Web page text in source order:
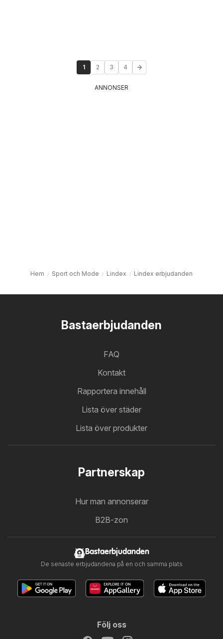
1 2 3 4
ANNONSER
Hem Sport och Mode Lindex Lindex erbjudanden
Bastaerbjudanden
FAQ
Kontakt
Rapportera innehåll
Lista över städer
Lista över produkter
Partnerskap
Hur man annonserar
B2B-zon
Bastaerbjudanden
De senaste erbjudandena på en och samma plats
Följ oss